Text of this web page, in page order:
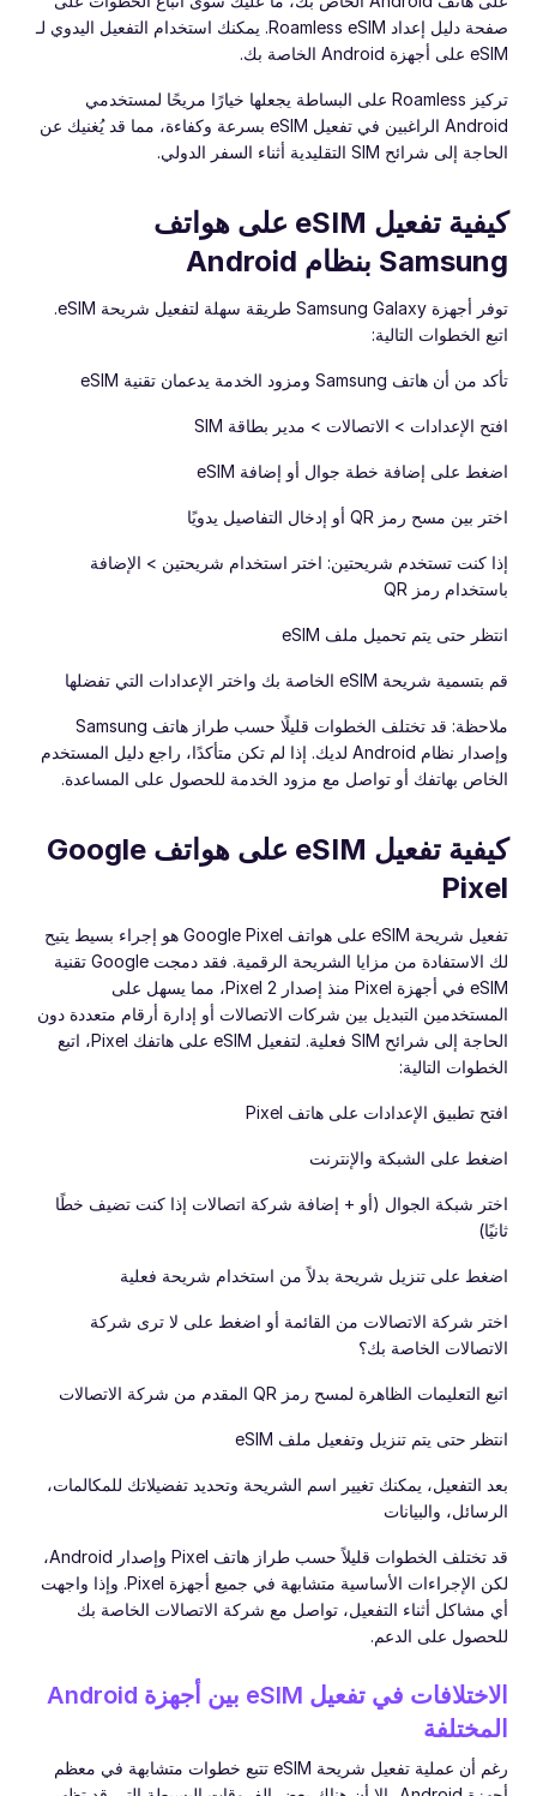
صفحة دليل إعداد Roamless eSIM. يمكنك استخدام التفعيل اليدوي لـ
eSIM على أجهزة Android الخاصة بك.
تركيز Roamless على البساطة يجعلها خيارًا مريحًا لمستخدمي
Android الراغبين في تفعيل eSIM بسرعة وكفاءة، مما قد يُغنيك عن
الحاجة إلى شرائح SIM التقليدية أثناء السفر الدولي.
كيفية تفعيل eSIM على هواتف
Samsung بنظام Android
توفر أجهزة Samsung Galaxy طريقة سهلة لتفعيل شريحة eSIM.
اتبع الخطوات التالية:
تأكد من أن هاتف Samsung ومزود الخدمة يدعمان تقنية eSIM
افتح الإعدادات > الاتصالات > مدير بطاقة SIM
اضغط على إضافة خطة جوال أو إضافة eSIM
اختر بين مسح رمز QR أو إدخال التفاصيل يدويًا
إذا كنت تستخدم شريحتين: اختر استخدام شريحتين > الإضافة
باستخدام رمز QR
انتظر حتى يتم تحميل ملف eSIM
قم بتسمية شريحة eSIM الخاصة بك واختر الإعدادات التي تفضلها
ملاحظة: قد تختلف الخطوات قليلًا حسب طراز هاتف Samsung
وإصدار نظام Android لديك. إذا لم تكن متأكدًا، راجع دليل المستخدم
الخاص بهاتفك أو تواصل مع مزود الخدمة للحصول على المساعدة.
كيفية تفعيل eSIM على هواتف Google
Pixel
تفعيل شريحة eSIM على هواتف Google Pixel هو إجراء بسيط يتيح
لك الاستفادة من مزايا الشريحة الرقمية. فقد دمجت Google تقنية
eSIM في أجهزة Pixel منذ إصدار Pixel 2، مما يسهل على
المستخدمين التبديل بين شركات الاتصالات أو إدارة أرقام متعددة دون
الحاجة إلى شرائح SIM فعلية. لتفعيل eSIM على هاتفك Pixel، اتبع
الخطوات التالية:
افتح تطبيق الإعدادات على هاتف Pixel
اضغط على الشبكة والإنترنت
اختر شبكة الجوال (أو + إضافة شركة اتصالات إذا كنت تضيف خطًا
ثانيًا)
اضغط على تنزيل شريحة بدلاً من استخدام شريحة فعلية
اختر شركة الاتصالات من القائمة أو اضغط على لا ترى شركة
الاتصالات الخاصة بك؟
اتبع التعليمات الظاهرة لمسح رمز QR المقدم من شركة الاتصالات
انتظر حتى يتم تنزيل وتفعيل ملف eSIM
بعد التفعيل، يمكنك تغيير اسم الشريحة وتحديد تفضيلاتك للمكالمات،
الرسائل، والبيانات
قد تختلف الخطوات قليلاً حسب طراز هاتف Pixel وإصدار Android،
لكن الإجراءات الأساسية متشابهة في جميع أجهزة Pixel. وإذا واجهت
أي مشاكل أثناء التفعيل، تواصل مع شركة الاتصالات الخاصة بك
للحصول على الدعم.
الاختلافات في تفعيل eSIM بين أجهزة Android
المختلفة
رغم أن عملية تفعيل شريحة eSIM تتبع خطوات متشابهة في معظم